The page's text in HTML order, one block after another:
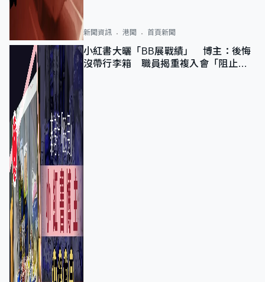
新聞資訊 港聞 首頁新聞
小紅書大曬「BB展戰績」 博主：後悔
沒帶行李箱 職員揭重複入會「阻止唔